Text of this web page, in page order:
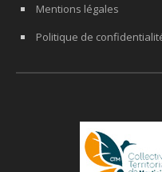
Mentions légales
Politique de